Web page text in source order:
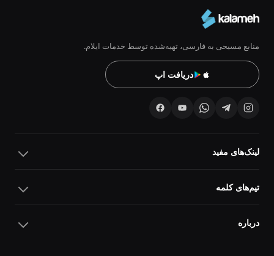
منابع مسیحی به فارسی، تهیه‌شده توسط خدمات ایلام.
دریافت اپ
لینک‌های مفید
تیم‌های کلمه
درباره